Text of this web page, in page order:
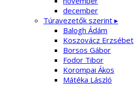
december
Túravezetők szerint ▸
Balogh Ádám
Koszovácz Erzsébet
Borsos Gábor
Fodor Tibor
Korompai Ákos
Mátéka László